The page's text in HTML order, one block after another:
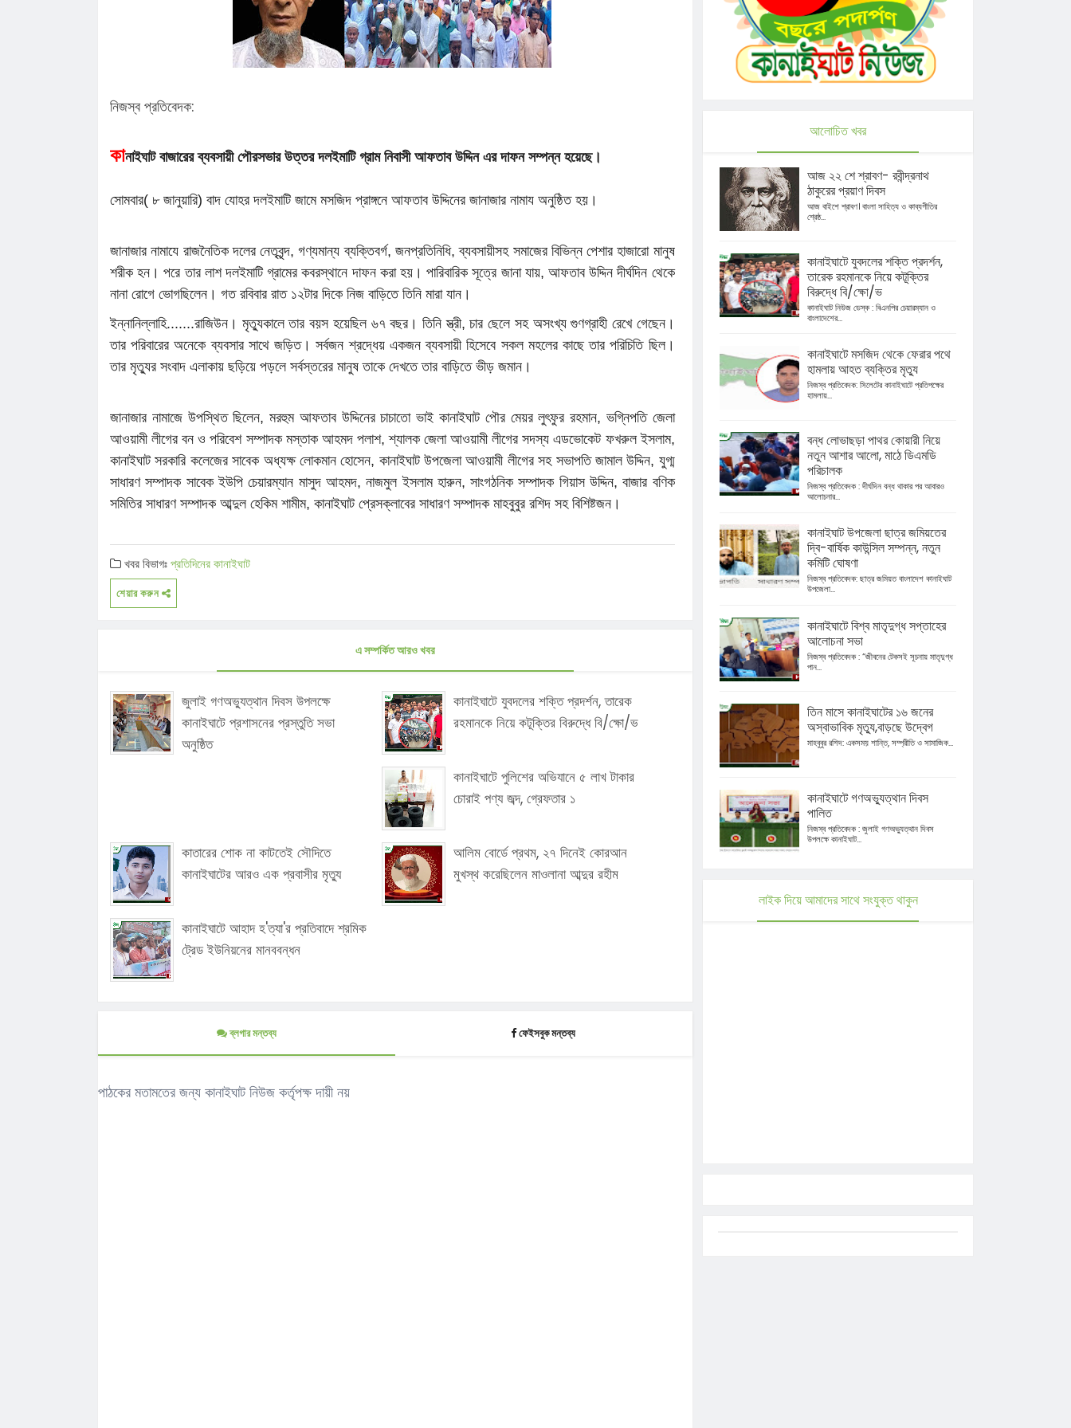
রাত পোহালেই কানাইঘাটে এনসিপির পদযাত্রা, আসছেন
কেন্দ্রীয় নেতারা
ধনমাইরমাটি সরকারি প্রাথমিক বিদ্যালয়ের এসএমসি
আটগ্রামে পাচার
৫৫ বছরের দ্বীনি খেদমতের স্বীকৃতি, ভালোবাসায়
নিজস্ব প্রতিবেদক:
কানাইঘাট বাজারের ব্যবসায়ী পৌরসভার উত্তর দলইমাটি গ্রাম নিবাসী আফতাব উদ্দিন এর দাফন সম্পন্ন হয়েছে।
সোমবার( ৮ জানুয়ারি) বাদ যোহর দলইমাটি জামে মসজিদ প্রাঙ্গনে আফতাব উদ্দিনের জানাজার নামায অনুষ্ঠিত হয়।
জানাজার নামাযে রাজনৈতিক দলের নেতৃবৃন্দ, গণ্যমান্য ব্যক্তিবর্গ, জনপ্রতিনিধি, ব্যবসায়ীসহ সমাজের বিভিন্ন পেশার হাজারো মানুষ
শরীক হন। পরে তার লাশ দলইমাটি গ্রামের কবরস্থানে দাফন করা হয়। পারিবারিক সূত্রে জানা যায়, আফতাব উদ্দিন দীর্ঘদিন থেকে
নানা রোগে ভোগছিলেন। গত রবিবার রাত ১২টার দিকে নিজ বাড়িতে তিনি মারা যান।
ইন্নানিল্লাহি.......রাজিউন। মৃত্যুকালে তার বয়স হয়েছিল ৬৭ বছর। তিনি স্ত্রী, চার ছেলে সহ অসংখ্য গুণগ্রাহী রেখে গেছেন।
তার পরিবারের অনেকে ব্যবসার সাথে জড়িত। সর্বজন শ্রদ্ধেয় একজন ব্যবসায়ী হিসেবে সকল মহলের কাছে তার পরিচিতি ছিল।
তার মৃত্যুর সংবাদ এলাকায় ছড়িয়ে পড়লে সর্বস্তরের মানুষ তাকে দেখতে তার বাড়িতে ভীড় জমান।
জানাজার নামাজে উপস্থিত ছিলেন, মরহুম আফতাব উদ্দিনের চাচাতো ভাই কানাইঘাট পৌর মেয়র লুৎফুর রহমান, ভগ্নিপতি জেলা
আওয়ামী লীগের বন ও পরিবেশ সম্পাদক মস্তাক আহমদ পলাশ, শ্যালক জেলা আওয়ামী লীগের সদস্য এডভোকেট ফখরুল ইসলাম,
কানাইঘাট সরকারি কলেজের সাবেক অধ্যক্ষ লোকমান হোসেন, কানাইঘাট উপজেলা আওয়ামী লীগের সহ সভাপতি জামাল উদ্দিন, যুগ্ম
সাধারণ সম্পাদক সাবেক ইউপি চেয়ারম্যান মাসুদ আহমদ, নাজমুল ইসলাম হারুন, সাংগঠনিক সম্পাদক গিয়াস উদ্দিন, বাজার বণিক
সমিতির সাধারণ সম্পাদক আব্দুল হেকিম শামীম, কানাইঘাট প্রেসক্লাবের সাধারণ সম্পাদক মাহবুবুর রশিদ সহ বিশিষ্টজন।
খবর বিভাগঃপ্রতিদিনের কানাইঘাট
শেয়ার করুন
এ সম্পর্কিত আরও খবর
জুলাই গণঅভ্যুত্থান দিবস উপলক্ষে
কানাইঘাটে প্রশাসনের প্রস্তুতি সভা
অনুষ্ঠিত
কানাইঘাটে যুবদলের শক্তি প্রদর্শন, তারেক
রহমানকে নিয়ে কটূক্তির বিরুদ্ধে বি/ক্ষো/ভ
কানাইঘাটে পুলিশের অভিযানে ৫ লাখ টাকার
চোরাই পণ্য জব্দ, গ্রেফতার ১
কাতারের শোক না কাটতেই সৌদিতে
কানাইঘাটের আরও এক প্রবাসীর মৃত্যু
আলিম বোর্ডে প্রথম, ২৭ দিনেই কোরআন
মুখস্থ করেছিলেন মাওলানা আব্দুর রহীম
কানাইঘাটে আহাদ হ'ত্যা'র প্রতিবাদে শ্রমিক
ট্রেড ইউনিয়নের মানববন্ধন
ব্লগার মন্তব্য ফেইসবুক মন্তব্য
পাঠকের মতামতের জন্য কানাইঘাট নিউজ কর্তৃপক্ষ দায়ী নয়
আলোচিত খবর
আজ ২২ শে শ্রাবণ- রবীন্দ্রনাথ
ঠাকুরের প্রয়াণ দিবস
আজ বাইশে শ্রাবণ। বাংলা সাহিত্য ও কাব্যগীতির
শ্রেষ্ঠ...
কানাইঘাটে যুবদলের শক্তি প্রদর্শন,
তারেক রহমানকে নিয়ে কটূক্তির
বিরুদ্ধে বি/ক্ষো/ভ
কানাইঘাট নিউজ ডেস্ক : বিএনপির চেয়ারম্যান ও
বাংলাদেশের...
কানাইঘাটে মসজিদ থেকে ফেরার পথে
হামলায় আহত ব্যক্তির মৃত্যু
নিজস্ব প্রতিবেদক: সিলেটের কানাইঘাটে প্রতিপক্ষের
হামলায়...
বন্ধ লোভাছড়া পাথর কোয়ারী নিয়ে
নতুন আশার আলো, মাঠে ডিএমডি
পরিচালক
নিজস্ব প্রতিবেদক : দীর্ঘদিন বন্ধ থাকার পর আবারও
আলোচনার...
কানাইঘাট উপজেলা ছাত্র জমিয়তের
দ্বি-বার্ষিক কাউন্সিল সম্পন্ন, নতুন
কমিটি ঘোষণা
নিজস্ব প্রতিবেদক: ছাত্র জমিয়ত বাংলাদেশ কানাইঘাট
উপজেলা...
কানাইঘাটে বিশ্ব মাতৃদুগ্ধ সপ্তাহের
আলোচনা সভা
নিজস্ব প্রতিবেদক : “জীবনের টেকসই সূচনায় মাতৃদুগ্ধ
পান...
তিন মাসে কানাইঘাটের ১৬ জনের
অস্বাভাবিক মৃত্যু,বাড়ছে উদ্বেগ
মাহবুবুর রশিদ: একসময় শান্তি, সম্প্রীতি ও সামাজিক...
কানাইঘাটে গণঅভ্যুত্থান দিবস
পালিত
নিজস্ব প্রতিবেদক : জুলাই গণঅভ্যুত্থান দিবস
উপলক্ষে কানাইঘাট...
লাইক দিয়ে আমাদের সাথে সংযুক্ত থাকুন